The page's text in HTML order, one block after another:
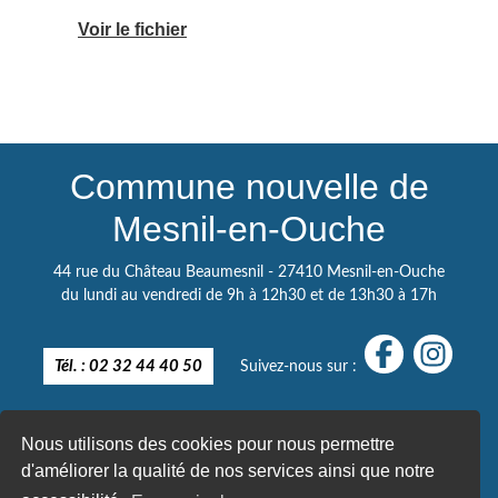
Nous utilisons des cookies pour nous permettre
d'améliorer la qualité de nos services ainsi que notre
Voir le fichier
Commune nouvelle de
Mesnil-en-Ouche
44 rue du Château Beaumesnil - 27410 Mesnil-en-Ouche
du lundi au vendredi de 9h à 12h30 et de 13h30 à 17h
Tél. : 02 32 44 40 50 Suivez-nous sur :